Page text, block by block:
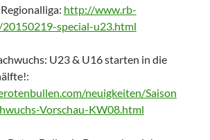
http://www.rb-
special-u23.html
U23 & U16 starten in die
neuigkeiten/Saison
Vorschau-KW08.html